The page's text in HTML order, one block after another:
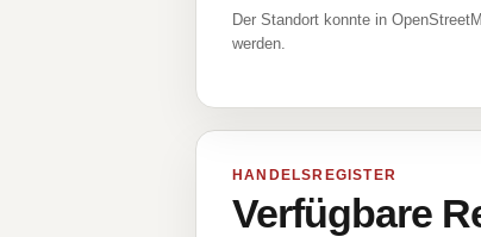
Der Standort konnte in
werden.
HANDELSREGISTER
Verfügbare